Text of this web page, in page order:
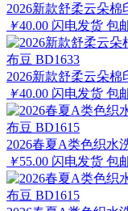
2026新款舒柔云朵
￥40.00 闪电发货 包
布豆 BD1633
2026新款舒柔云朵
￥40.00 闪电发货 包
布豆 BD1615
2026春夏A类色织水
￥55.00 闪电发货 包
布豆 BD1615